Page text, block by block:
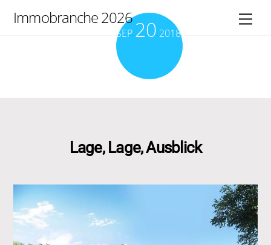
Immobranche 2026
SEP 20 2018
Lage, Lage, Ausblick